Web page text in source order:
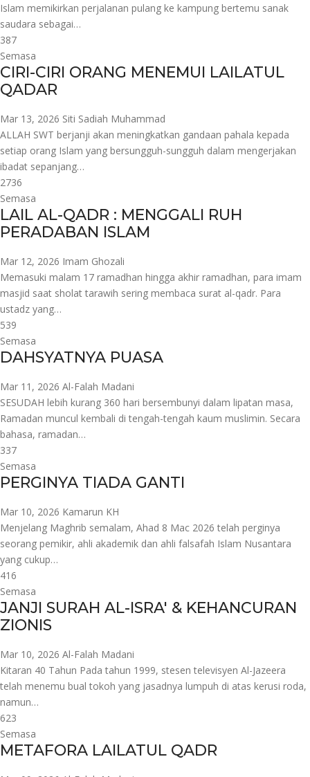
Islam memikirkan perjalanan pulang ke kampung bertemu sanak
saudara sebagai…
387
Semasa
CIRI-CIRI ORANG MENEMUI LAILATUL
QADAR
Mar 13, 2026 Siti Sadiah Muhammad
ALLAH SWT berjanji akan meningkatkan gandaan pahala kepada
setiap orang Islam yang bersungguh-sungguh dalam mengerjakan
ibadat sepanjang…
2736
Semasa
LAIL AL-QADR : MENGGALI RUH
PERADABAN ISLAM
Mar 12, 2026 Imam Ghozali
Memasuki malam 17 ramadhan hingga akhir ramadhan, para imam
masjid saat sholat tarawih sering membaca surat al-qadr. Para
ustadz yang…
539
Semasa
DAHSYATNYA PUASA
Mar 11, 2026 Al-Falah Madani
SESUDAH lebih kurang 360 hari bersembunyi dalam lipatan masa,
Ramadan muncul kembali di tengah-tengah kaum muslimin. Secara
bahasa, ramadan…
337
Semasa
PERGINYA TIADA GANTI
Mar 10, 2026 Kamarun KH
Menjelang Maghrib semalam, Ahad 8 Mac 2026 telah perginya
seorang pemikir, ahli akademik dan ahli falsafah Islam Nusantara
yang cukup…
416
Semasa
JANJI SURAH AL-ISRA' & KEHANCURAN
ZIONIS
Mar 10, 2026 Al-Falah Madani
Kitaran 40 Tahun Pada tahun 1999, stesen televisyen Al-Jazeera
telah menemu bual tokoh yang jasadnya lumpuh di atas kerusi roda,
namun…
623
Semasa
METAFORA LAILATUL QADR